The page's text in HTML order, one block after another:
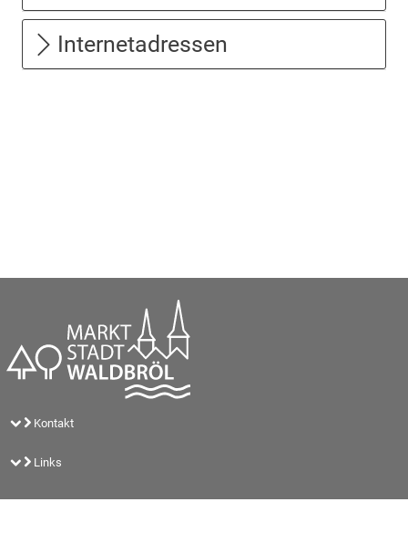
Internetadressen
Kontakt
Links